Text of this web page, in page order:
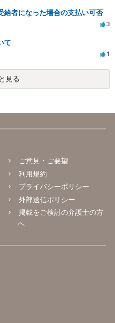
給者になった場合の支払い可否
3
て
1
見る
ご意見・ご要望
利用規約
プライバシーポリシー
外部送信ポリシー
掲載をご検討の弁護士の方
へ